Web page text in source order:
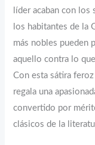
líder acaban con
los habitantes de la
más nobles pueden
aquello contra lo
Con esta sátira
regala una
convertido por
clásicos de la